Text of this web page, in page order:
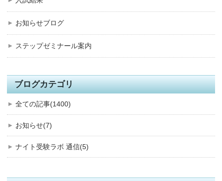
お知らせブログ
ステップゼミナール案内
ブログカテゴリ
全ての記事(1400)
お知らせ(7)
ナイト受験ラボ 通信(5)